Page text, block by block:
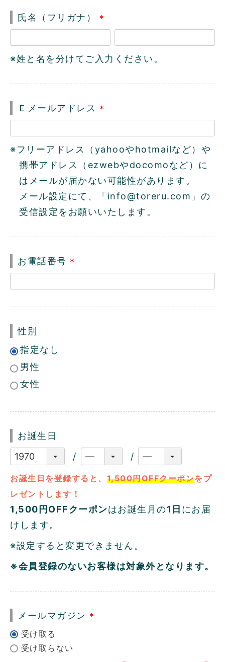
氏名（フリガナ）
(
必
須
※姓と名を分けてご入力ください。
Ｅメールアドレス
(
必
須
)
※フリーアドレス（yahooやhotmailなど）や
携帯アドレス（ezwebやdocomoなど）に
はメールが届かない可能性があります。
メール設定にて、「info@toreru.com」の
受信設定をお願いいたします。
お電話番号
(
必
性別
指定なし
男性
女性
お誕生日
お誕生日を登録すると、 1,500円OFFクーポンをプ
レゼントします！
1,500円OFFクーポンはお誕生月の1日 にお届
けします。
※設定すると変更できません。
※会員登録のないお客様は対象外となります。
メールマガジン